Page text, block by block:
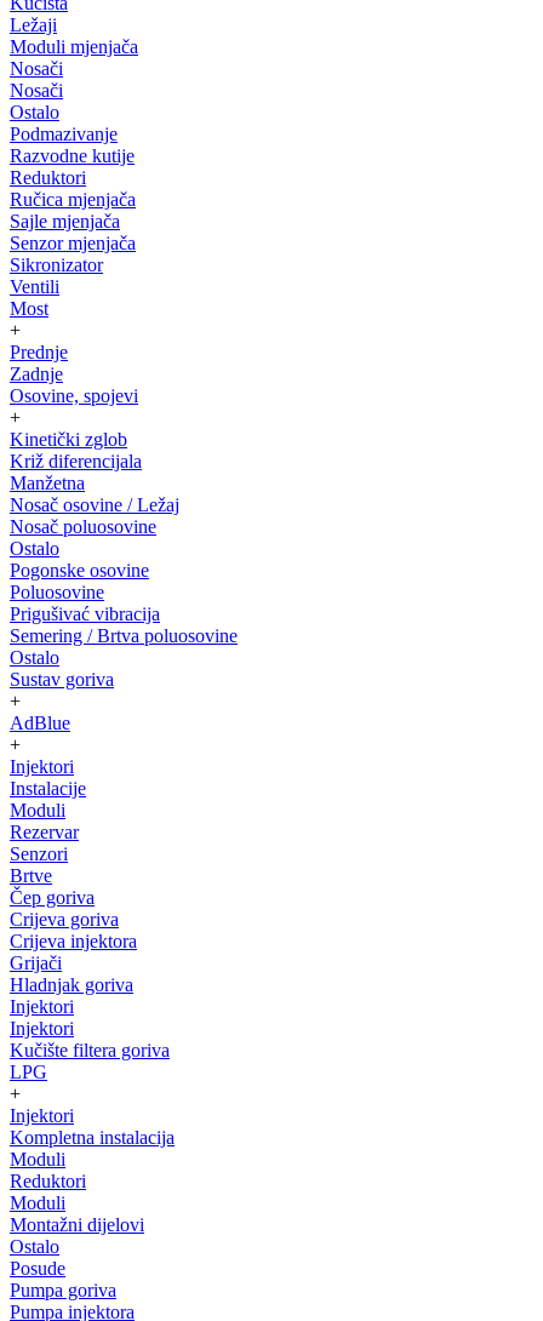
Ležaji
Moduli mjenjača
Nosači
Nosači
Ostalo
Podmazivanje
Razvodne kutije
Reduktori
Ručica mjenjača
Sajle mjenjača
Senzor mjenjača
Sikronizator
Ventili
Most
+
Prednje
Zadnje
Osovine, spojevi
+
Kinetički zglob
Križ diferencijala
Manžetna
Nosač osovine / Ležaj
Nosač poluosovine
Ostalo
Pogonske osovine
Poluosovine
Prigušivać vibracija
Semering / Brtva poluosovine
Ostalo
Sustav goriva
+
AdBlue
+
Injektori
Instalacije
Moduli
Rezervar
Senzori
Brtve
Čep goriva
Crijeva goriva
Crijeva injektora
Grijači
Hladnjak goriva
Injektori
Injektori
Kučište filtera goriva
LPG
+
Injektori
Kompletna instalacija
Moduli
Reduktori
Moduli
Montažni dijelovi
Ostalo
Posude
Pumpa goriva
Pumpa injektora